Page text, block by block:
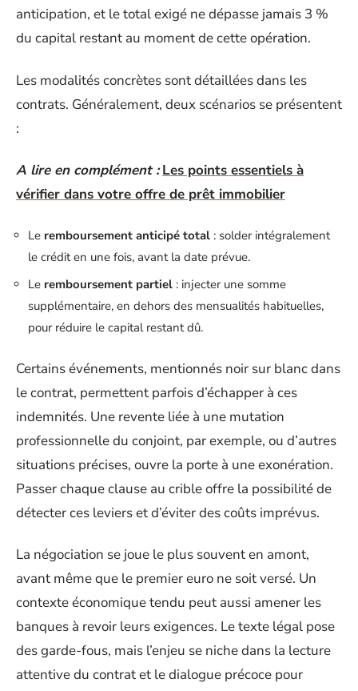
anticipation, et le total exigé ne dépasse jamais 3 %
du capital restant au moment de cette opération.
Les modalités concrètes sont détaillées dans les
contrats. Généralement, deux scénarios se présentent
:
A lire en complément : Les points essentiels à
vérifier dans votre offre de prêt immobilier
Le remboursement anticipé total : solder intégralement
le crédit en une fois, avant la date prévue.
Le remboursement partiel : injecter une somme
supplémentaire, en dehors des mensualités habituelles,
pour réduire le capital restant dû.
Certains événements, mentionnés noir sur blanc dans
le contrat, permettent parfois d’échapper à ces
indemnités. Une revente liée à une mutation
professionnelle du conjoint, par exemple, ou d’autres
situations précises, ouvre la porte à une exonération.
Passer chaque clause au crible offre la possibilité de
détecter ces leviers et d’éviter des coûts imprévus.
La négociation se joue le plus souvent en amont,
avant même que le premier euro ne soit versé. Un
contexte économique tendu peut aussi amener les
banques à revoir leurs exigences. Le texte légal pose
des garde-fous, mais l’enjeu se niche dans la lecture
attentive du contrat et le dialogue précoce pour